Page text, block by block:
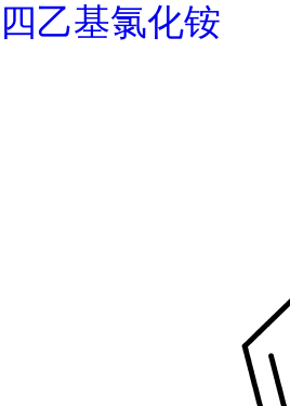
四乙基氯化铵